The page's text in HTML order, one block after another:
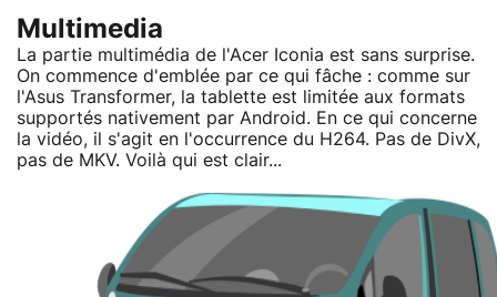
Multimedia
La partie multimédia de l'Acer Iconia est sans surprise.
On commence d'emblée par ce qui fâche : comme sur
l'Asus Transformer, la tablette est limitée aux formats
supportés nativement par Android. En ce qui concerne
la vidéo, il s'agit en l'occurrence du H264. Pas de DivX,
pas de MKV. Voilà qui est clair...